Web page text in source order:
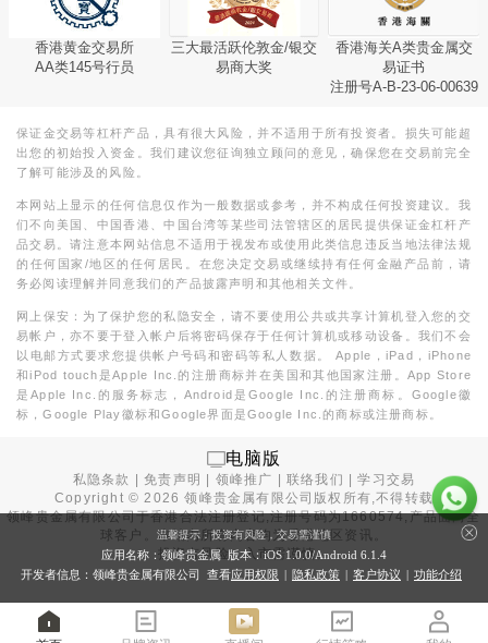
香港黄金交易所
AA类145号行员
三大最活跃伦敦金/银交
易商大奖
香港海关A类贵金属交
易证书
注册号A-B-23-06-00639
保证金交易等杠杆产品，具有很大风险，并不适用于所有投资者。损失可能超
出您的初始投入资金。我们建议您征询独立顾问的意见，确保您在交易前完全
了解可能涉及的风险。
本网站上显示的任何信息仅作为一般数据或参考，并不构成任何投资建议。我
们不向美国、中国香港、中国台湾等某些司法管辖区的居民提供保证金杠杆产
品交易。请注意本网站信息不适用于视发布或使用此类信息违反当地法律法规
的任何国家/地区的任何居民。在您决定交易或继续持有任何金融产品前，请
务必阅读理解并同意我们的产品披露声明和其他相关文件。
网上保安：为了保护您的私隐安全，请不要使用公共或共享计算机登入您的交
易帐户，亦不要于登入帐户后将密码保存于任何计算机或移动设备。我们不会
以电邮方式要求您提供帐户号码和密码等私人数据。 Apple，iPad，iPhone
和iPod touch是Apple Inc.的注册商标并在美国和其他国家注册。App Store
是Apple Inc.的服务标志，Android是Google Inc.的注册商标。Google徽
标，Google Play徽标和Google界面是Google Inc.的商标或注册商标。
电脑版
私隐条款 |免责声明 领峰推广 |联络我们 |学习交易
Copyright ©2026 领峰贵金属有限公司版权所有,不得转载
领峰贵金属有限公司于香港合法注册登记,注册号码为1660574,产品面向全
球客户。本站内所有内容均为香港地区资讯。
投资有风险，入市需谨慎。
温馨提示：投资有风险，交易需谨慎
应用名称：领峰贵金属 版本：iOS 1.0.0/Android 6.1.4
开发者信息：领峰贵金属有限公司 查看应用权限 | 隐私政策 | 客户协议 | 功能介绍